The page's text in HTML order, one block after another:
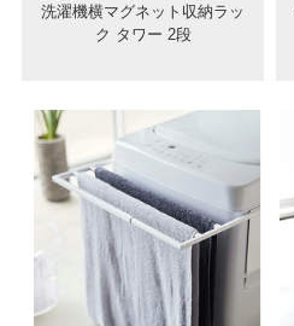
洗濯機横マグネット収納ラッ
ク タワー 2段